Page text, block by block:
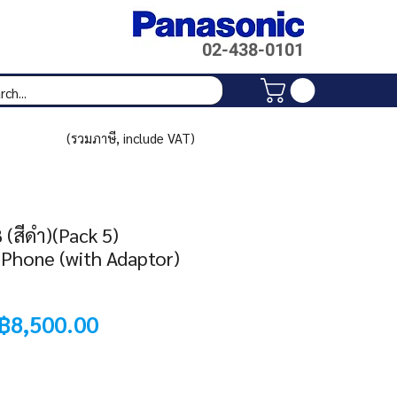
02-438-0101
(สีดำ)(Pack 5)
Phone (with Adaptor)
฿8,500.00Sale
(รวมภาษี, include VAT)